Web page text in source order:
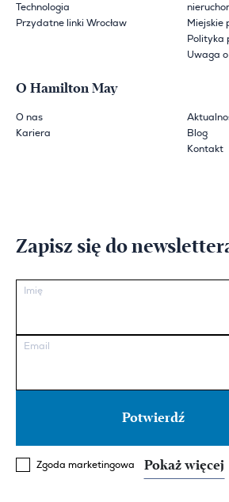
Technologia
Przydatne linki Wrocław
Miejskie
Polityka
Uwaga
O Hamilton May
O nas
Kariera
Blog
Kontakt
Zapisz się do
Imię
Email
Zgoda marketingowa Pokaż więcej